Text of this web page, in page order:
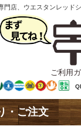
店、ウエスタンレッ
ご利用
・ご注文